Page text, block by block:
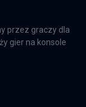
przez graczy dla
gier na konsole